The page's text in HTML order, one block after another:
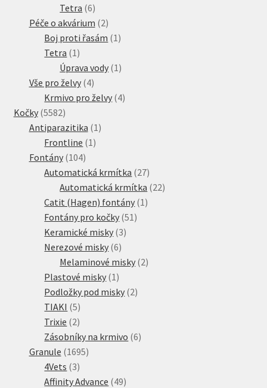
produkty
Tetra 66
produktů
Péče o akvárium 22
produkty
Boj proti řasám 1 1
Tetra 1 1
produkt
Úprava vody 1 1
Vše pro želvy 44
produkty
Krmivo pro želvy 44
Kočky 55825582
produktů
Antiparazitika 1 1
Frontline 1 1
Fontány 104104
produktů
Automatická krmítka 2727
produktů
Automatická krmítka 2222
Catit (Hagen) fontány 1 1
Fontány pro kočky 51 51
Keramické misky 33
Nerezové misky 66
produktů
Melaminové misky 22
Plastové misky 1 1
produkt
Podložky pod misky 22
TIAKI 55
produktů
Trixie 22
produkty
Zásobníky na krmivo 66
Granule 16951695
4Vets 33
produkty
Affinity Advance 4949